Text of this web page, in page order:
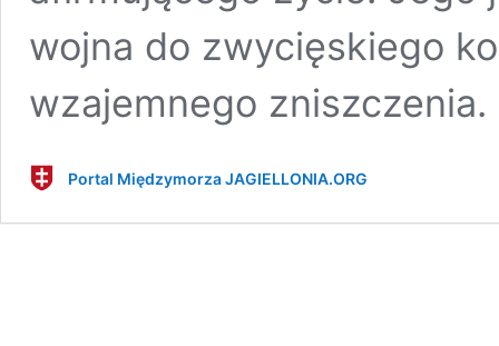
wojna do zwycięskiego
wzajemnego zniszczenia.
Portal Międzymorza JAGIELLONIA.ORG